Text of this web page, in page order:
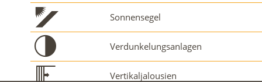
Sonnensegel
Verdunkelungsanlagen
Vertikaljalousien